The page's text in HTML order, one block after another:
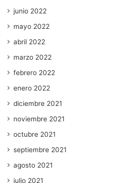
junio 2022
mayo 2022
abril 2022
marzo 2022
febrero 2022
enero 2022
diciembre 2021
noviembre 2021
octubre 2021
septiembre 2021
agosto 2021
julio 2021